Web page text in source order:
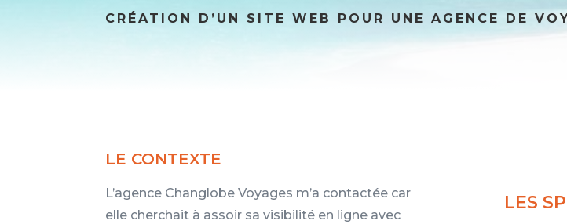
CRÉATION D’UN SITE WEB POUR UNE AGENCE DE
LE CONTEXTE
L’agence Changlobe Voyages m’a contactée car
elle cherchait à assoir sa visibilité en ligne avec
LES